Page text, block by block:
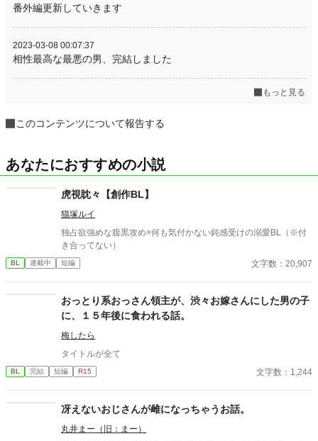
番外編更新していきます
2023-03-08 00:07:37
相性最高な最悪の男、完結しました
もっと見る
このコンテンツについて報告する
あなたにおすすめの小説
虎視眈々【創作BL】
猫塚ルイ
独占欲強めな腹黒攻め×何も気付かない鈍感受けの溺愛BL（※付
き合ってない）
BL 連載中 短編 文字数：20,907
おっとり系おっさん領主が、渋々お嫁さんにした男の子
に、１５年後に食われる話。
梅したら
タイトルが全て
BL 完結 短編 R15 文字数：1,244
冴えないおじさんが雌になっちゃうお話。
丸井まー（旧：まー）